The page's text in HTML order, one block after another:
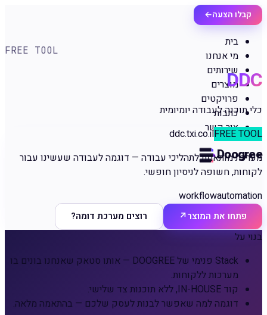
קבלו הצעה←
בית
מי אנחנו
שירותים
מוצרים
פרויקטים
כתבות
צור קשר
Doogree
FREE TOOL
DDC
כלי תוכנה לעבודה יומיומית
FREE TOOL
ddc.txi.co.il
מערכת מותאמת לתהליכי עבודה — דוגמה לעבודה שעשינו עבור
לקוחות, חשופה לניסיון חופשי.
workflowautomation
פתחו את המוצר↗ רוצים מערכת דומה?
בנוי על
Stack פנימי של DOOGREE — אותו סטאק שאנחנו בונים בו
מערכות ללקוחות.
קוד IN-HOUSE, ללא תוכנות צד שלישי.
דוגמה למה שאפשר לבנות לעסק שלכם — בהתאמה מלאה.